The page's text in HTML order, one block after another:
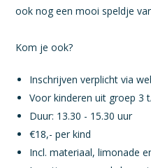
ook nog een mooi speldje
Kom je ook?
Inschrijven verplicht via
Voor kinderen uit groep 3
Duur: 13.30 - 15.30 uur
€18,- per kind
Incl. materiaal, limonade